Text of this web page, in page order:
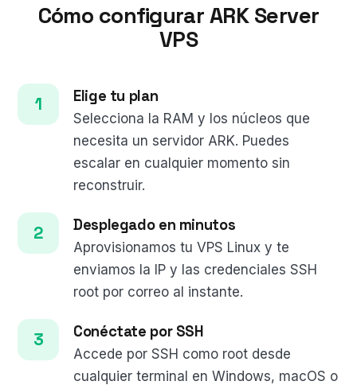
Cómo configurar ARK Server
VPS
Elige tu plan
Selecciona la RAM y los núcleos que
necesita un servidor ARK. Puedes
escalar en cualquier momento sin
reconstruir.
Desplegado en minutos
Aprovisionamos tu VPS Linux y te
enviamos la IP y las credenciales SSH
root por correo al instante.
Conéctate por SSH
Accede por SSH como root desde
cualquier terminal en Windows, macOS o